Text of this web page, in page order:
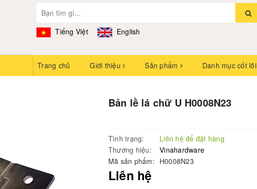
Tiếng Việt English
Trang chủ Giới thiệu Sản phẩm Danh mục cốt lõi
Bản lề lá chữ U H0008N23
Tình trạng:
Liên hệ để đặt hàng
Thương hiệu:
Vinahardware
Mã sản phẩm: H0008N23
Liên hệ